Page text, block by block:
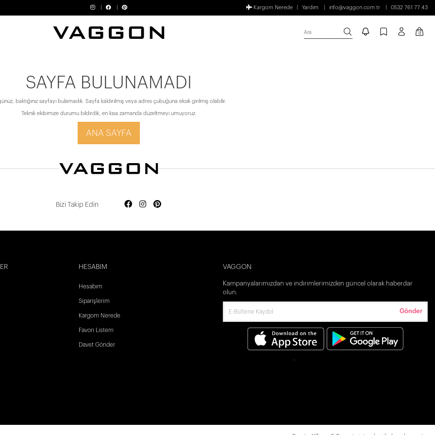
Kargom Nerede Yardım info@vaggon.com.tr 0532 761 77 43
Ara 0
SAYFA BULUNAMADI
baktığınız sayfayı bulamadık. Sayfa kaldırılmış veya adres çubuğuna eksik girilmiş olabilir.
Teknik ekibimize durumu bildirdik, en kısa zamanda düzeltmeyi umuyoruz.
ANA SAYFA
Bizi Takip Edin
HESABIM
Hesabım
Siparişlerim
Kargom Nerede
Favori Listem
Davet Gönder
VAGGON
Kampanyalarımızdan ve indirimlerimizden güncel olarak haberdar
olun.
Gönder